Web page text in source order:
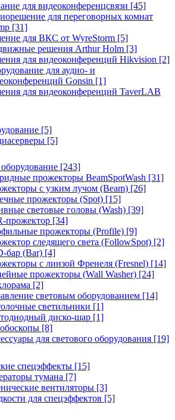
для видеоконференцсвязи [45]
для переговорных комнат
[31]
для ВКС от WyreStorm [5]
решения Arthur Holm [3]
для видеоконференций Hikvision [2]
для аудио- и
Gonsin [1]
для видеоконференций TaverLAB
[5]
[5]
[243]
прожекторы BeamSpotWash [31]
с узким лучом (Beam) [26]
прожекторы (Spot) [15]
световые головы (Wash) [39]
прожектор [34]
прожекторы (Profile) [9]
следящего света (FollowSpot) [2]
бар (Bar) [4]
с линзой Френеля (Fresnel) [14]
прожекторы (Wall Washer) [24]
[2]
световым оборудованием [14]
светильники [1]
диско-шар [1]
[8]
для светового оборудования [19]
спецэффекты [15]
тумана [7]
вентиляторы [3]
для спецэффектов [5]